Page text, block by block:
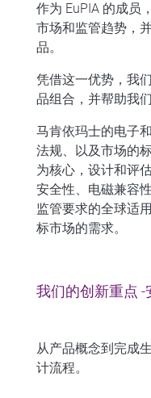
作为 EuPIA 的成员
市场和监管趋势，
品。​
凭借这一优势，我
品组合，并帮助我
马肯依玛士的电子
法规、以及市场的
为核心，设计和评
安全性、电磁兼容
监管要求的全球适
标市场的需求。​
我们的创新重点 -
从产品概念到完成
计流程。​